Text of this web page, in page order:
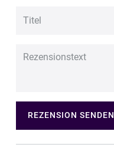
REZENSION SENDEN